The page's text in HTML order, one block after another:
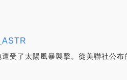
受了太陽風暴襲擊。從美聯社公